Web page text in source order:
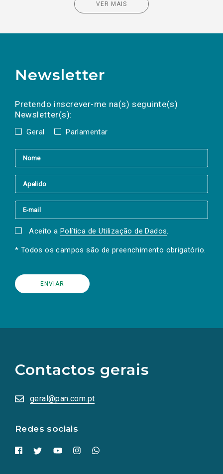
VER MAIS
Newsletter
Pretendo inscrever-me na(s) seguinte(s)
Newsletter(s):
Geral Parlamentar
a(s) newsletter(s).
mail
Aceito a Política de Utilização de Dados.
* Todos os campos são de preenchimento obrigatório.
Contactos gerais
geral@pan.com.pt
Redes sociais
redes
sociais
numa
nova